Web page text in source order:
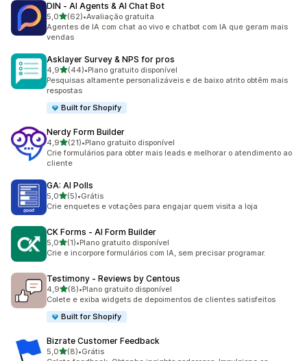
DIN ‑ AI Agents & AI Chat Bot
5,0de 5 estrelas
(62)
62 avaliações ao todo
•Avaliação gratuita
Agentes de IA com chat ao vivo e chatbot com IA que geram mais
vendas
Asklayer Survey & NPS for pros
4,9de 5 estrelas
(44)
44 avaliações ao todo
•Plano gratuito disponível
Pesquisas altamente personalizáveis e de baixo atrito obtêm mais
respostas
Built for Shopify
Nerdy Form Builder
4,9de 5 estrelas
(21)
21 avaliações ao todo
•Plano gratuito disponível
Crie formulários para obter mais leads e melhorar o atendimento ao
cliente
GA: AI Polls
5,0de 5 estrelas
(5)
5 avaliações ao todo
•Grátis
Crie enquetes e votações para engajar quem visita a loja
CK Forms ‑ AI Form Builder
5,0de 5 estrelas
(1)
1 avaliações ao todo
•Plano gratuito disponível
Crie e incorpore formulários com IA, sem precisar programar.
Testimony ‑ Reviews by Centous
4,9de 5 estrelas
(8)
8 avaliações ao todo
•Plano gratuito disponível
Colete e exiba widgets de depoimentos de clientes satisfeitos
Built for Shopify
Bizrate Customer Feedback
5,0de 5 estrelas
(8)
8 avaliações ao todo
•Grátis